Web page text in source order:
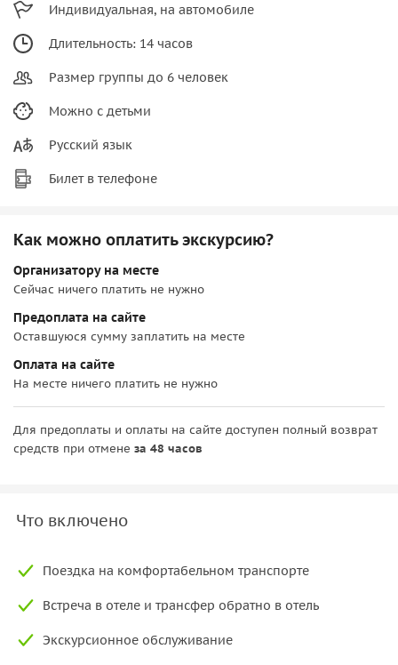
Индивидуальная, на автомобиле
Длительность: 14 часов
Размер группы до 6 человек
Можно с детьми
Русский язык
Билет в телефоне
Как можно оплатить экскурсию?
Организатору на месте
Сейчас ничего платить не нужно
Предоплата на сайте
Оставшуюся сумму заплатить на месте
Оплата на сайте
На месте ничего платить не нужно
Для предоплаты и оплаты на сайте доступен полный возврат
средств при отмене за 48 часов
Что включено
Поездка на комфортабельном транспорте
Встреча в отеле и трансфер обратно в отель
Экскурсионное обслуживание